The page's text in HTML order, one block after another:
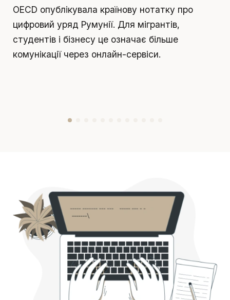
OECD опублікувала країнову нотатку про
цифровий уряд Румунії. Для мігрантів,
студентів і бізнесу це означає більше
комунікації через онлайн-сервіси.